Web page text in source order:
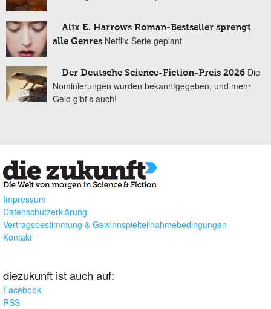
Alix E. Harrows Roman-Bestseller sprengt
alle Genres Netflix-Serie geplant
Der Deutsche Science-Fiction-Preis 2026 Die
Nominierungen wurden bekanntgegeben, und mehr
Geld gibt’s auch!
Impressum
Datenschutzerklärung
Vertragsbestimmung & Gewinnspielteilnahmebedingungen
Kontakt
diezukunft ist auch auf:
Facebook
RSS